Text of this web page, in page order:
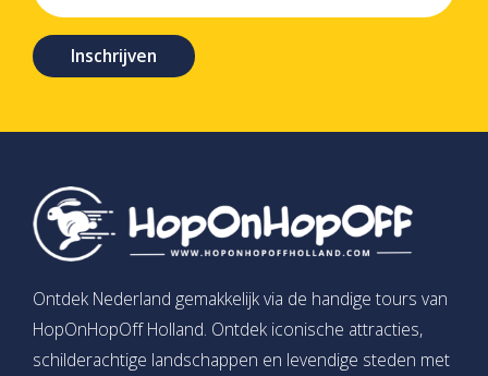
Inschrijven
Ontdek Nederland gemakkelijk via de handige tours van
HopOnHopOff Holland. Ontdek iconische attracties,
schilderachtige landschappen en levendige steden met